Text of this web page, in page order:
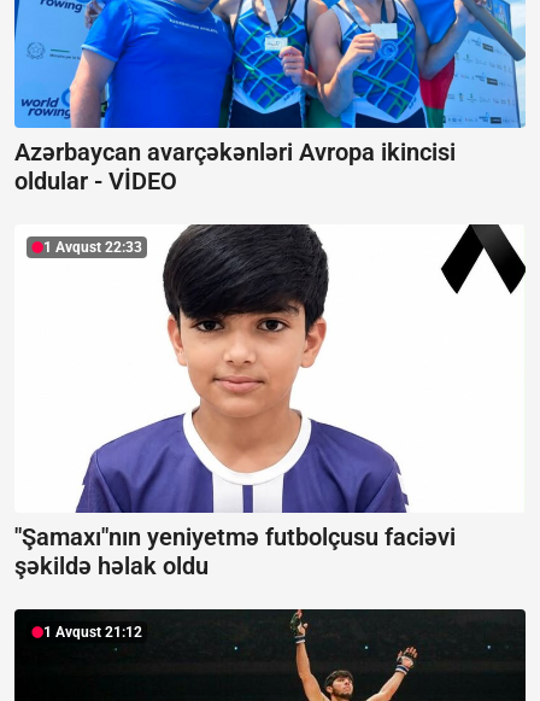
Azərbaycan avarçəkənləri Avropa ikincisi
oldular - VİDEO
1 Avqust 22:33
"Şamaxı"nın yeniyetmə futbolçusu faciəvi
şəkildə həlak oldu
1 Avqust 21:12